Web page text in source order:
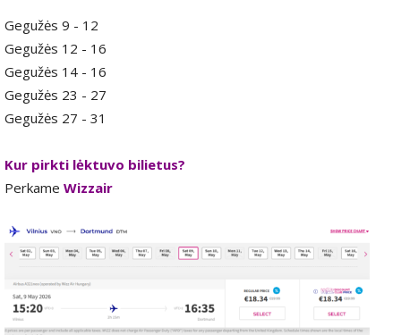
Gegužės 9 - 12
Gegužės 12 - 16
Gegužės 14 - 16
Gegužės 23 - 27
Gegužės 27 - 31
Kur pirkti lėktuvo bilietus?
Perkame Wizzair